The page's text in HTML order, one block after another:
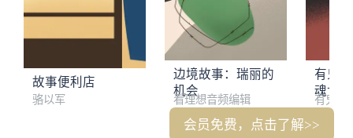
会员免费，点击了解>>
故事便利店
骆以军
边境故事：瑞丽的
机会
看理想音频编辑
有鬼
魂世界
有鬼君